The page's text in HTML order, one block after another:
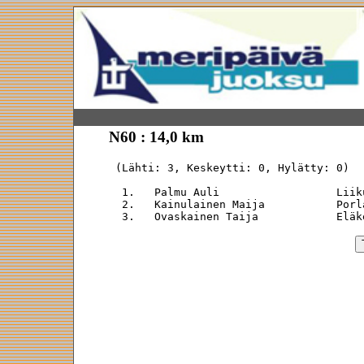
N60 : 14,0 km
(Lähti: 3, Keskeytti: 0, Hylätty: 0)
1.   Palmu Auli
2.   Kainulainen Maija